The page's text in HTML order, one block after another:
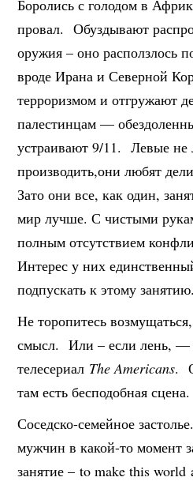
Боролись с голодом в
провал. Обуздывают
оружия – оно расползлось
вроде Ирана и Северной
терроризмом и отгружают
палестинцам —
устраивают 9/11. Левые не
производить,они любят
Зато они все, как один,
мир лучше. С чистыми
полным отсутствием
Интерес у них
подпускать к этому занятию.
Не торопитесь
смысл. Или – если лень, —
телесериал The Americans.
там есть бесподобная сцена.
Соседско-семейное
мужчин в какой-то момент
занятие – to make this world